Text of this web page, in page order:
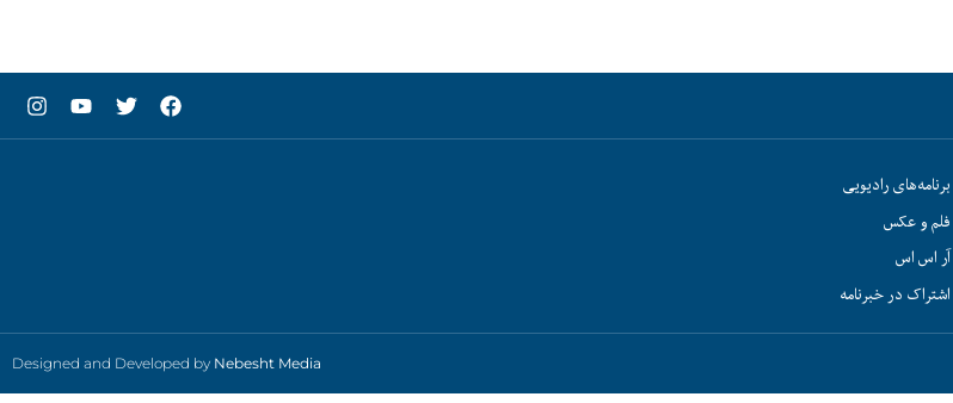
برنامه‌های رادیویی
فلم و عکس
آر اس اس
اشتراک در خبرنامه
Designed and Developed by Nebesht Media